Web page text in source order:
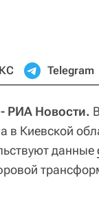
Telegram
РИА Новости.
в Киевской
данные